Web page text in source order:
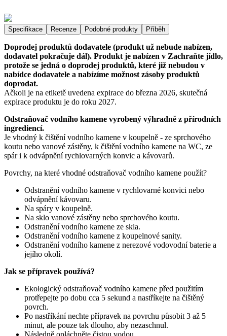
Specifikace Recenze Podobné produkty Příběh
Doprodej produktů dodavatele (produkt už nebude nabízen,
dodavatel pokračuje dál). Produkt je nabízen v Zachraňte jídlo,
protože se jedná o doprodej produktů, které již nebudou v
nabídce dodavatele a nabízíme možnost zásoby produktů
doprodat.
Ačkoli je na etiketě uvedena expirace do března 2026, skutečná
expirace produktu je do roku 2027.
Odstraňovač vodního kamene vyrobený výhradně z přírodních
ingrediencí.
Je vhodný k čištění vodního kamene v koupelně - ze sprchového
koutu nebo vanové zástěny, k čištění vodního kamene na WC, ze
spár i k odvápnění rychlovarných konvic a kávovarů.
Povrchy, na které vhodné odstraňovač vodního kamene použít?
Odstranění vodního kamene v rychlovarné konvici nebo
odvápnění kávovaru.
Na spáry v koupelně.
Na sklo vanové zástěny nebo sprchového koutu.
Odstranění vodního kamene ze skla.
Odstranění vodního kamene z koupelnové sanity.
Odstranění vodního kamene z nerezové vodovodní baterie a
jejího okolí.
Jak se přípravek používá?
Ekologický odstraňovač vodního kamene před použitím
protřepejte po dobu cca 5 sekund a nastříkejte na čištěný
povrch.
Po nastříkání nechte přípravek na povrchu působit 3 až 5
minut, ale pouze tak dlouho, aby nezaschnul.
Následně opláchněte čistou vodou.